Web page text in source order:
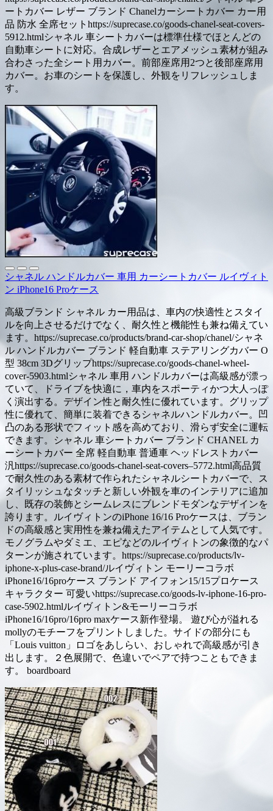
ートカバー レザー ブランド Chanelカーシートカバー カー用
品 防水 全席セットhttps://suprecase.co/goods-chanel-seat-covers-
5912.htmlシャネル 車シートカバーは標準仕様でほとんどの
自動車シートに対応。合成レザーとエアメッシュ素材が組み
合わさった全シート用カバー。前部座席用2つと後部座席用
カバー。お車のシートを保護し、外観をリフレッシュしま
す。
シャネル ハンドルカバー 車用 カーシートカバー ルイヴィト
ン iPhone16 Proケース
高級ブランド シャネル カー用品は、車内の快適性とスタイ
ルを向上させるだけでなく、耐久性と機能性も兼ね備えてい
ます。https://suprecase.co/products/brand-car-shop/chanel/シャネ
ル ハンドルカバー ブランド 軽自動車 ステアリングカバー O
型 38cm 3Dグリップhttps://suprecase.co/goods-chanel-wheel-
cover-5903.htmlシャネル 車用 ハンドルカバーは高級感が漂っ
ていて、ドライブを快適に，車内をスポーティかつ大人っぽ
く演出する。デザイン性と耐久性に優れています。グリップ
性に優れて、簡単に装着できるシャネルハンドルカバー。凹
凸のある形状でフィット感を高めており、滑らず安全に運転
できます。シャネル 車シートカバー ブランド CHANEL カ
ーシートカバー 全席 軽自動車 普通車 ヘッドレストカバー
汎https://suprecase.co/goods-chanel-seat-covers–5772.html高品質
で耐久性のある素材で作られたシャネルシートカバーで、ス
タイリッシュなタッチと新しい外観を車のインテリアに追加
し、既存の装飾とシームレスにブレンドモダンなデザインを
誇ります。ルイヴィトンのiPhone 16/16 Proケースは、ブラン
ドの高級感と実用性を兼ね備えたアイテムとして人気です。
モノグラムやダミエ、エピなどのルイヴィトンの象徴的なパ
ターンが施されています。https://suprecase.co/products/lv-
iphone-x-plus-case-brand/ルイヴィトン モーリーコラボ
iPhone16/16proケース ブランド アイフォン15/15プロケース
キャラクター 可愛いhttps://suprecase.co/goods-lv-iphone-16-pro-
case-5902.htmlルイヴィトン&モーリーコラボ
iPhone16/16pro/16pro maxケース新作登場。 遊び心が溢れる
mollyのモチーフをプリントしました。サイドの部分にも
「Louis vuitton」ロゴをあしらい、おしゃれで高級感が引き
出します。２色展開で、色違いでペアで持つこともできま
す。 boardboard